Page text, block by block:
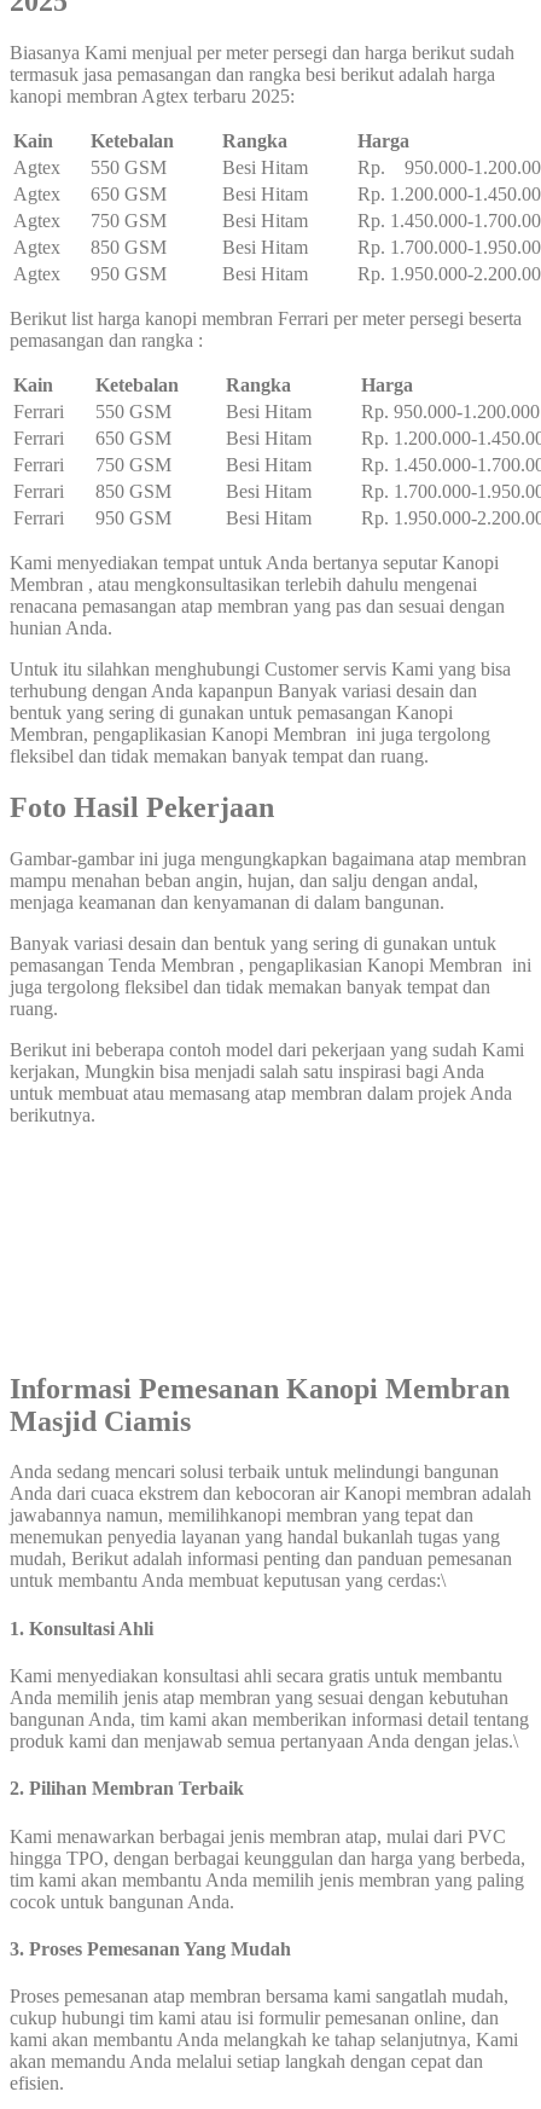
Biasanya Kami menjual per meter persegi dan harga berikut sudah
termasuk jasa pemasangan dan rangka besi berikut adalah harga
kanopi membran Agtex terbaru 2025:
Kain Ketebalan Rangka
Harga
Agtex
550 GSM Besi Hitam
Rp. 950.000-
Agtex
650 GSM Besi Hitam
Rp. 1.200.000-
Agtex
750 GSM Besi Hitam
Rp. 1.450.000-
Agtex
850 GSM Besi Hitam
Rp. 1.700.000-
Agtex
950 GSM Besi Hitam Rp. 1.950.000-
Berikut list harga kanopi membran Ferrari per meter persegi beserta
pemasangan dan rangka :
Kain Ketebalan Rangka
Harga
Ferrari
550 GSM Besi Hitam
Rp. 950.000-1.200.000
Ferrari
650 GSM Besi Hitam
Rp. 1.200.000-
Ferrari
750 GSM Besi Hitam
Rp. 1.450.000-
Ferrari
850 GSM Besi Hitam
Rp. 1.700.000-
Ferrari
950 GSM Besi Hitam Rp. 1.950.000-
Kami menyediakan tempat untuk Anda bertanya seputar Kanopi
Membran , atau mengkonsultasikan terlebih dahulu mengenai
renacana pemasangan atap membran yang pas dan sesuai dengan
hunian Anda.
Untuk itu silahkan menghubungi Customer servis Kami yang bisa
terhubung dengan Anda kapanpun Banyak variasi desain dan
bentuk yang sering di gunakan untuk pemasangan Kanopi
Membran, pengaplikasian Kanopi Membran ini juga tergolong
fleksibel dan tidak memakan banyak tempat dan ruang.
Foto Hasil Pekerjaan
Gambar-gambar ini juga mengungkapkan bagaimana atap membran
mampu menahan beban angin, hujan, dan salju dengan andal,
menjaga keamanan dan kenyamanan di dalam bangunan.
Banyak variasi desain dan bentuk yang sering di gunakan untuk
pemasangan Tenda Membran , pengaplikasian Kanopi Membran ini
juga tergolong fleksibel dan tidak memakan banyak tempat dan
ruang.
Berikut ini beberapa contoh model dari pekerjaan yang sudah Kami
kerjakan, Mungkin bisa menjadi salah satu inspirasi bagi Anda
untuk membuat atau memasang atap membran dalam projek Anda
berikutnya.
Informasi Pemesanan Kanopi Membran
Masjid Ciamis
Anda sedang mencari solusi terbaik untuk melindungi bangunan
Anda dari cuaca ekstrem dan kebocoran air Kanopi membran adalah
jawabannya namun, memilihkanopi membran yang tepat dan
menemukan penyedia layanan yang handal bukanlah tugas yang
mudah, Berikut adalah informasi penting dan panduan pemesanan
untuk membantu Anda membuat keputusan yang cerdas:\
1. Konsultasi Ahli
Kami menyediakan konsultasi ahli secara gratis untuk membantu
Anda memilih jenis atap membran yang sesuai dengan kebutuhan
bangunan Anda, tim kami akan memberikan informasi detail tentang
produk kami dan menjawab semua pertanyaan Anda dengan jelas.\
2. Pilihan Membran Terbaik
Kami menawarkan berbagai jenis membran atap, mulai dari PVC
hingga TPO, dengan berbagai keunggulan dan harga yang berbeda,
tim kami akan membantu Anda memilih jenis membran yang paling
cocok untuk bangunan Anda.
3. Proses Pemesanan Yang Mudah
Proses pemesanan atap membran bersama kami sangatlah mudah,
cukup hubungi tim kami atau isi formulir pemesanan online, dan
kami akan membantu Anda melangkah ke tahap selanjutnya, Kami
akan memandu Anda melalui setiap langkah dengan cepat dan
efisien.